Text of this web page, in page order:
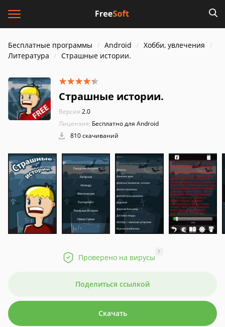
Бесплатные программы Android
Хобби, увлечения
Литература
Страшные истории.
Страшные истории.
Версия:2.0
Лицензия: Бесплатно для Android
810 скачиваний
Проверено на вирусы
?
Поделиться ссылкой
Скачать